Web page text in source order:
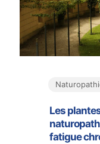
Les
fatigue